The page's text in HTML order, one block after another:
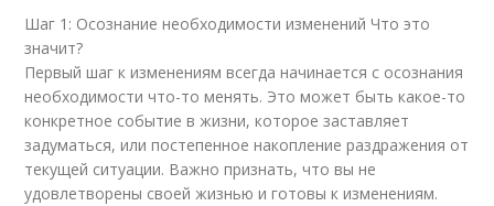
Шаг 1: Осознание необходимости изменений Что это
значит?
Первый шаг к изменениям всегда начинается с осознания
необходимости что-то менять. Это может быть какое-то
конкретное событие в жизни, которое заставляет
задуматься, или постепенное накопление раздражения от
текущей ситуации. Важно признать, что вы не
удовлетворены своей жизнью и готовы к изменениям.